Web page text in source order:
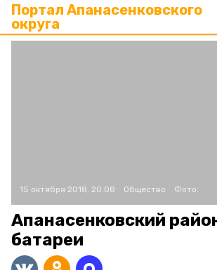
Портал Апанасенковского
округа
15 октября 2018, 20:08 Общество Фото:
Апанасенковский
батареи